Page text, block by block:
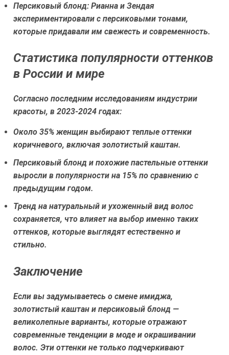
Персиковый блонд: Рианна и Зендая
экспериментировали с персиковыми тонами,
которые придавали им свежесть и современность.
Статистика популярности оттенков
в России и мире
Согласно последним исследованиям индустрии
красоты, в 2023-2024 годах:
Около 35% женщин выбирают теплые оттенки
коричневого, включая золотистый каштан.
Персиковый блонд и похожие пастельные оттенки
выросли в популярности на 15% по сравнению с
предыдущим годом.
Тренд на натуральный и ухоженный вид волос
сохраняется, что влияет на выбор именно таких
оттенков, которые выглядят естественно и
стильно.
Заключение
Если вы задумываетесь о смене имиджа,
золотистый каштан и персиковый блонд —
великолепные варианты, которые отражают
современные тенденции в моде и окрашивании
волос. Эти оттенки не только подчеркивают